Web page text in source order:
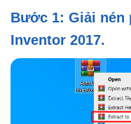
Bước 1: Giải nén
Inventor 2017.